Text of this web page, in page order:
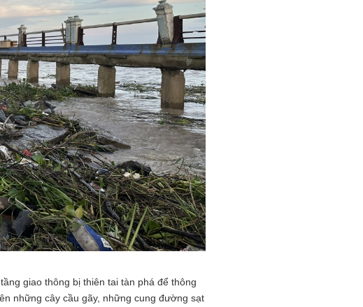
giao thông bị thiên tai tàn phá để thông
những cây cầu gãy, những cung đường sạt